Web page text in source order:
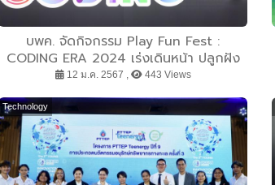
บพค. จัดกิจกรรม Play Fun Fest :
CODING ERA 2024 เร่งเดินหน้า ปลูกฝัง
ทักษะ CODING รองรับโลกยุคดิจิทัลให้เด็ก
ไทย ต่อยอดสู่บุคลากรสมรรถนะสูงตามความ
ต้องการของประเทศ
12 ม.ค. 2567 , 443 Views
Technology